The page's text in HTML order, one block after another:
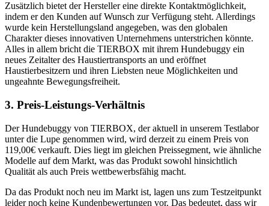
Zusätzlich bietet der Hersteller eine direkte Kontaktmöglichkeit,
indem er den Kunden auf Wunsch zur Verfügung steht. Allerdings
wurde kein Herstellungsland angegeben, was den globalen
Charakter dieses innovativen Unternehmens unterstrichen könnte.
Alles in allem bricht die TIERBOX mit ihrem Hundebuggy ein
neues Zeitalter des Haustiertransports an und eröffnet
Haustierbesitzern und ihren Liebsten neue Möglichkeiten und
ungeahnte Bewegungsfreiheit.
3. Preis-Leistungs-Verhältnis
Der Hundebuggy von TIERBOX, der aktuell in unserem Testlabor
unter die Lupe genommen wird, wird derzeit zu einem Preis von
119,00€ verkauft. Dies liegt im gleichen Preissegment, wie ähnliche
Modelle auf dem Markt, was das Produkt sowohl hinsichtlich
Qualität als auch Preis wettbewerbsfähig macht.
Da das Produkt noch neu im Markt ist, lagen uns zum Testzeitpunkt
leider noch keine Kundenbewertungen vor. Das bedeutet, dass wir